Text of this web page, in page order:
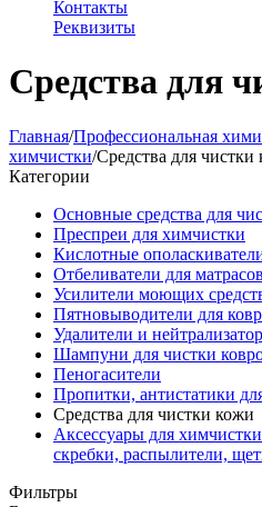
Контакты
Реквизиты
Средства для
Главная/Профессиональная
химчистки/Средства для чистки
Категории
Основные средства для
Преспреи для химчистки
Кислотные
Отбеливатели для
Усилители моющих
Пятновыводители для
Удалители и
Шампуни для чистки
Пеногасители
Пропитки, антистатики
Средства для чистки кожи
Аксессуары для
скребки, распылители,
Фильтры